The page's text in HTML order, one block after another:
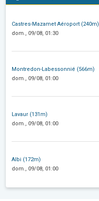
Castres-Mazamet Aéroport (240m)
dom., 09/08, 01:30
Montredon-Labessonnié (566m)
dom., 09/08, 01:00
Lavaur (131m)
dom., 09/08, 01:00
Albi (172m)
dom., 09/08, 01:00